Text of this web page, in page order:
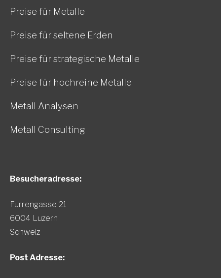
Preise für Metalle
Preise für seltene Erden
Preise für strategische Metalle
Preise für hochreine Metalle
Metall Analysen
Metall Consulting
Besucheradresse:
Furrengasse 21
6004 Luzern
Schweiz
Post Adresse: